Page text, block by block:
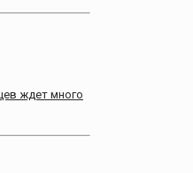
ждет много